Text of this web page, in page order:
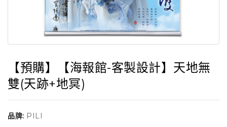
【預購】【海報館-客製設計】天地無
雙(天跡+地冥)
品牌: PILI